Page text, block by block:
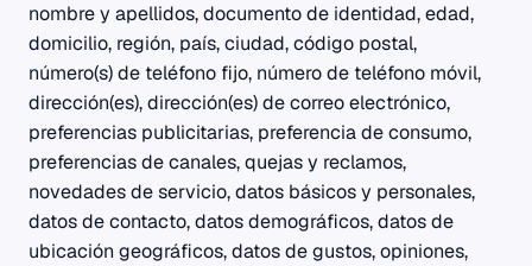
nombre y apellidos, documento de identidad, edad,
domicilio, región, país, ciudad, código postal,
número(s) de teléfono fijo, número de teléfono móvil,
dirección(es), dirección(es) de correo electrónico,
preferencias publicitarias, preferencia de consumo,
preferencias de canales, quejas y reclamos,
novedades de servicio, datos básicos y personales,
datos de contacto, datos demográficos, datos de
ubicación geográficos, datos de gustos, opiniones,